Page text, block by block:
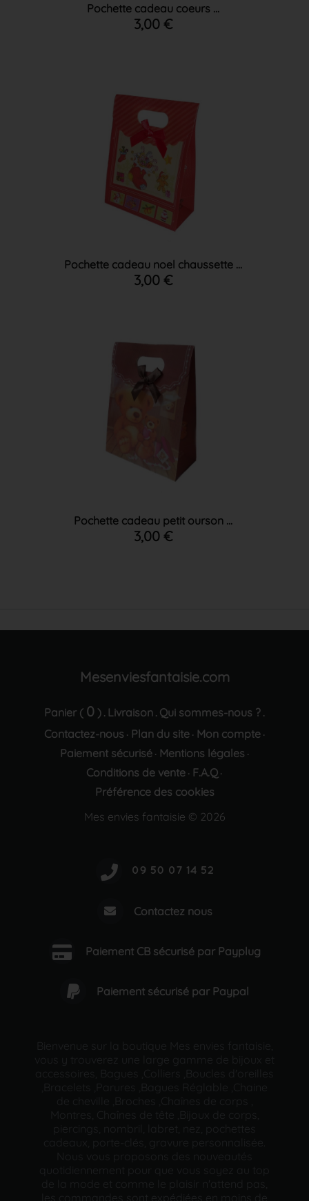
Pochette cadeau coeurs ...
3,00 €
Pochette cadeau noel chaussette ...
3,00 €
Pochette cadeau petit ourson ...
3,00 €
Mesenviesfantaisie.com
Panier ( 0 ) . Livraison . Qui sommes-nous ? .
Contactez-nous · Plan du site· Mon compte·
Paiement sécurisé· Mentions légales ·
Conditions de vente · F.A.Q ·
Préférence des cookies
Mes envies fantaisie © 2026
Contactez nous
Paiement CB sécurisé par Payplug
Paiement sécurisé par Paypal